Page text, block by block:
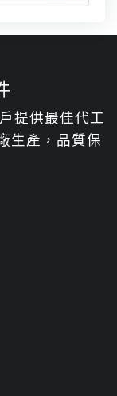
提供最佳代工
生產，品質保